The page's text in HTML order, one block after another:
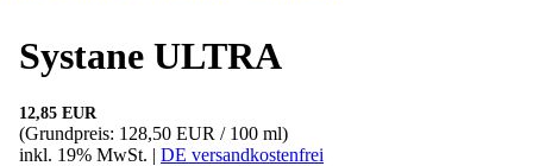
Systane ULTRA
12,85 EUR
(Grundpreis: 128,50 EUR / 100 ml)
inkl. 19% MwSt. | DE versandkostenfrei